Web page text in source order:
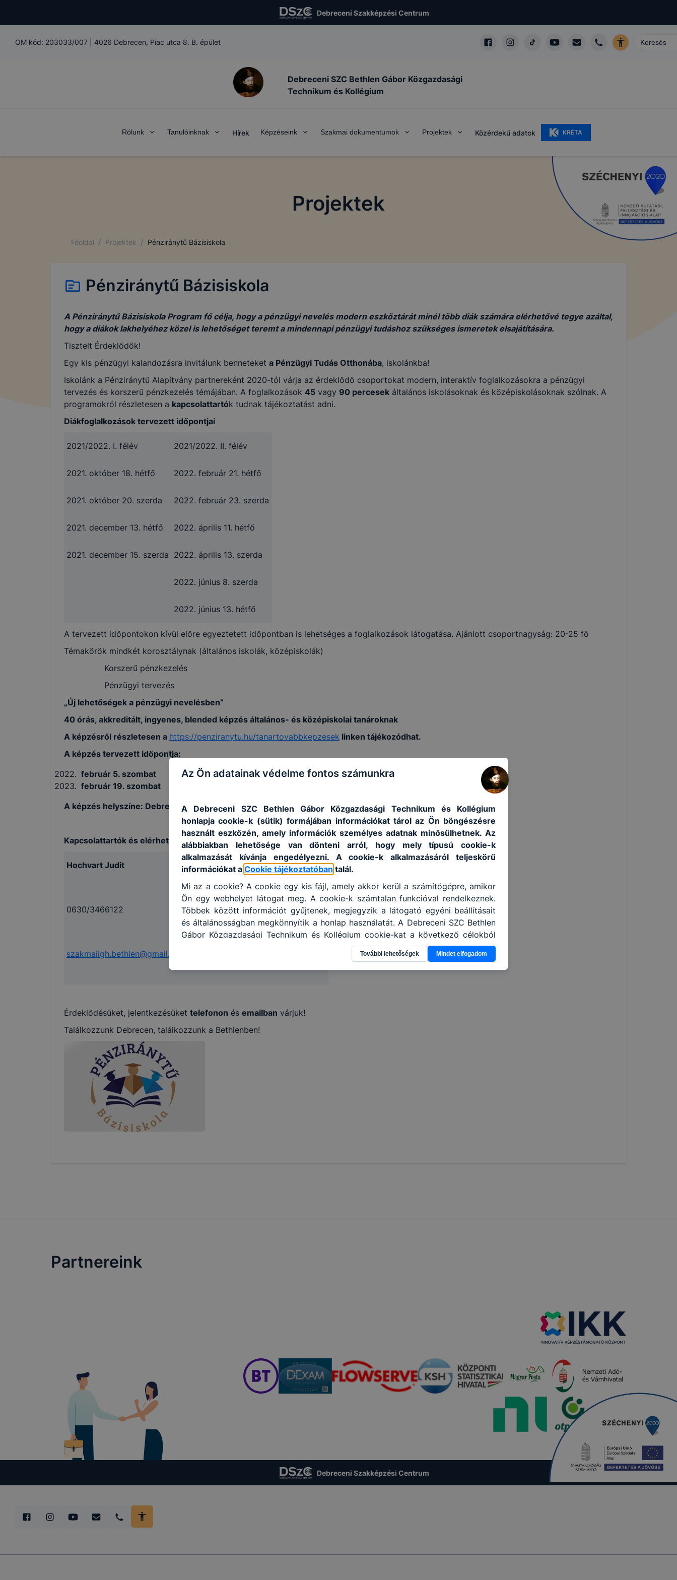
Debreceni Szakképzési Centrum
OM kód: 203033/007 4026 Debrecen, Piac utca 8. B. épület
Debreceni SZC Bethlen Gábor Közgazdasági
Technikum és Kollégium
Rólunk Tanulóinknak Hírek Képzéseink Szakmai dokumentumok Projektek Közérdekű adatok KRÉTA
Projektek
Főoldal / Projektek / Pénziránytű Bázisiskola
Pénziránytű Bázisiskola
A Pénziránytű Bázisiskola Program fő célja, hogy a pénzügyi nevelés modern eszköztárát minél több diák számára elérhetővé tegye azáltal,
hogy a diákok lakhelyéhez közel is lehetőséget teremt a mindennapi pénzügyi tudáshoz szükséges ismeretek elsajátítására.
Tisztelt Érdeklődők!
Egy kis pénzügyi kalandozásra invitálunk benneteket a Pénzügyi Tudás Otthonába, iskolánkba!
Iskolánk a Pénziránytű Alapítvány partnereként 2020-tól várja az érdeklődő csoportokat modern, interaktív foglalkozásokra a pénzügyi
tervezés és korszerű pénzkezelés témájában. A foglalkozások 45 vagy 90 percesek általános iskolásoknak és középiskolásoknak szólnak. A
programokról részletesen a kapcsolattartók tudnak tájékoztatást adni.
Diákfoglalkozások tervezett időpontjai
2021/2022. I. félév 2021/2022. II. félév
2021. október 18. hétfő 2022. február 21. hétfő
2021. október 20. szerda 2022. február 23. szerda
2021. december 13. hétfő 2022. április 11. hétfő
2021. december 15. szerda 2022. április 13. szerda
2022. június 8. szerda
2022. június 13. hétfő
A tervezett időpontokon kívül előre egyeztetett időpontban is lehetséges a foglalkozások látogatása. Ajánlott csoportnagyság: 20-25 fő
Témakörök mindkét korosztálynak (általános iskolák, középiskolák)
Korszerű pénzkezelés
Pénzügyi tervezés
„Új lehetőségek a pénzügyi nevelésben”
40 órás, akkreditált, ingyenes, blended képzés általános- és középiskolai tanároknak
A képzésről részletesen a https://penziranytu.hu/tanartovabbkepzesek linken tájékozódhat.
A képzés tervezett időpontja:
február 5. szombat
február 19. szombat
A képzés helyszíne: Debreceni SzC Bethlen Gábor Közgazdasági Technikum Debrecen, Piac u. 8.
Kapcsolattartók és elérhetőségeik:
Hochvart Judit Váncsa Lajosné Berecz Ágnes
0630/3466122 0630/9039840
szakmaiigh.bethlen@gmail.com
Érdeklődésüket, jelentkezésüket telefonon és emailban várjuk!
Találkozzunk Debrecen, találkozzunk a Bethlenben!
Partnereink
Debreceni Szakképzési Centrum
Az Ön adatainak védelme fontos számunkra
A Debreceni SZC Bethlen Gábor Közgazdasági Technikum és Kollégium
honlapja cookie-k (sütik) formájában információkat tárol az Ön böngészésre
használt eszközén, amely információk személyes adatnak minősülhetnek. Az
alábbiakban lehetősége van dönteni arról, hogy mely típusú cookie-k
alkalmazását kívánja engedélyezni. A cookie-k alkalmazásáról teljeskörű
információkat a Cookie tájékoztatóban talál.
Mi az a cookie? A cookie egy kis fájl, amely akkor kerül a számítógépre, amikor
Ön egy webhelyet látogat meg. A cookie-k számtalan funkcióval rendelkeznek.
Többek között információt gyűjtenek, megjegyzik a látogató egyéni beállításait
és általánosságban megkönnyítik a honlap használatát. A Debreceni SZC Bethlen
Gábor Közgazdasági Technikum és Kollégium cookie-kat a következő célokból
használja: információ gyűjtése azzal kapcsolatban, hogyan használja Ön a
honlapot -annak felmérésével, hogy a honlap melyik részeit látogatja, vagy
használja leginkább, így megtudhatjuk, hogyan biztosítsunk Önnek még jobb
böngésző engedélyezi a cookie-k beállításának a változtatását. A legtöbb
böngésző alapértelmezettként automatikusan elfogadja a cookie-kat, de ezek
általában megváltoztathatók. Felhívjuk figyelmét, hogy mivel a cookie-k célja
További lehetőségek Mindet elfogadom